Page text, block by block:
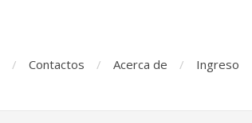
Contactos Acerca de Ingreso